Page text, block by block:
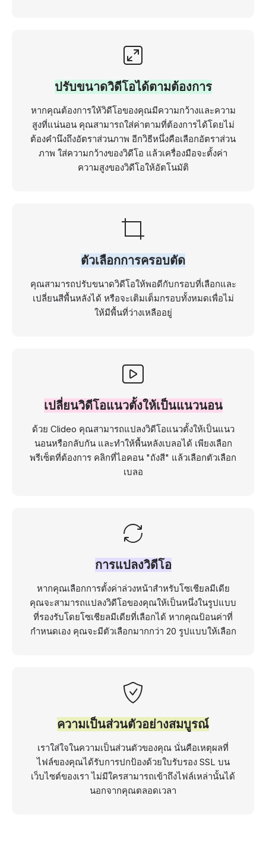
ปรับขนาดวิดีโอได้ตามต้องการ
หากคุณต้องการให้วิดีโอของคุณมีความกว้างและความ
สูงที่แน่นอน คุณสามารถใส่ค่าตามที่ต้องการได้โดยไม่
ต้องคำนึงถึงอัตราส่วนภาพ อีกวิธีหนึ่งคือเลือกอัตราส่วน
ภาพ ใส่ความกว้างของวิดีโอ แล้วเครื่องมือจะตั้งค่า
ความสูงของวิดีโอให้อัตโนมัติ
ตัวเลือกการครอบตัด
คุณสามารถปรับขนาดวิดีโอให้พอดีกับกรอบที่เลือกและ
เปลี่ยนสีพื้นหลังได้ หรือจะเติมเต็มกรอบทั้งหมดเพื่อไม่
ให้มีพื้นที่ว่างเหลืออยู่
เปลี่ยนวิดีโอแนวตั้งให้เป็นแนวนอน
ด้วย Clideo คุณสามารถแปลงวิดีโอแนวตั้งให้เป็นแนว
นอนหรือกลับกัน และทำให้พื้นหลังเบลอได้ เพียงเลือก
พรีเซ็ตที่ต้องการ คลิกที่ไอคอน "ถังสี" แล้วเลือกตัวเลือก
เบลอ
การแปลงวิดีโอ
หากคุณเลือกการตั้งค่าล่วงหน้าสำหรับโซเชียลมีเดีย
คุณจะสามารถแปลงวิดีโอของคุณให้เป็นหนึ่งในรูปแบบ
ที่รองรับโดยโซเชียลมีเดียที่เลือกได้ หากคุณป้อนค่าที่
กำหนดเอง คุณจะมีตัวเลือกมากกว่า 20 รูปแบบให้เลือก
ความเป็นส่วนตัวอย่างสมบูรณ์
เราใส่ใจในความเป็นส่วนตัวของคุณ นั่นคือเหตุผลที่
ไฟล์ของคุณได้รับการปกป้องด้วยใบรับรอง SSL บน
เว็บไซต์ของเรา ไม่มีใครสามารถเข้าถึงไฟล์เหล่านั้นได้
นอกจากคุณตลอดเวลา